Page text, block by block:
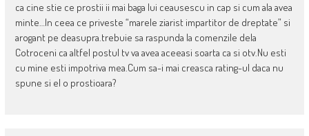
ca cine stie ce prostii ii mai baga lui ceausescu in cap si cum ala avea
minte…In ceea ce priveste “marele ziarist impartitor de dreptate” si
arogant pe deasupra.trebuie sa raspunda la comenzile dela
Cotroceni ca altfel postul tv va avea aceeasi soarta ca si otv.Nu esti
cu mine esti impotriva mea.Cum sa-i mai creasca rating-ul daca nu
spune si el o prostioara?